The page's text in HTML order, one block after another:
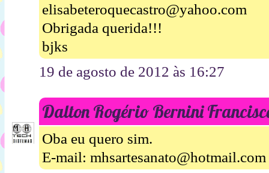
elisabeteroquecastro@yahoo.com
Obrigada querida!!!
bjks
19 de agosto de 2012 às 16:27
Dalton Rogério Bernini
Oba eu quero sim.
E-mail: mhsartesanato@hotmail.com